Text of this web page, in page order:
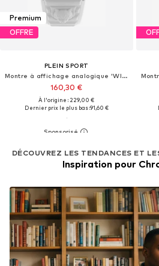
Premium
OFFRE
PLEIN SPORT
Montre à affichage analogique 'WILDCAT'
160,30 €
À l'origine : 229,00 €
Dernier prix le plus bas :91,60 €
DÉCOUVREZ LES TENDANCES ET
Inspiration pour